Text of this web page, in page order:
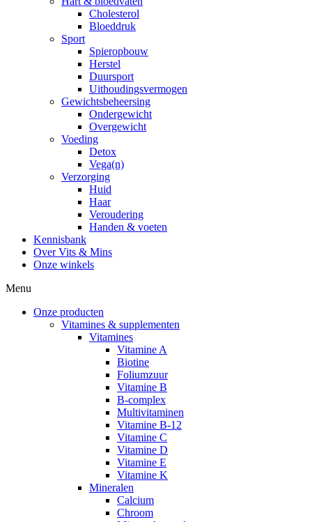
Cholesterol
Bloeddruk
Sport
Spieropbouw
Herstel
Duursport
Uithoudingsvermogen
Gewichtsbeheersing
Ondergewicht
Overgewicht
Voeding
Detox
Vega(n)
Verzorging
Huid
Haar
Veroudering
Handen & voeten
Kennisbank
Over Vits & Mins
Onze winkels
Menu
Onze producten
Vitamines & supplementen
Vitamines
Vitamine A
Biotine
Foliumzuur
Vitamine B
B-complex
Multivitaminen
Vitamine B-12
Vitamine C
Vitamine D
Vitamine E
Vitamine K
Mineralen
Calcium
Chroom